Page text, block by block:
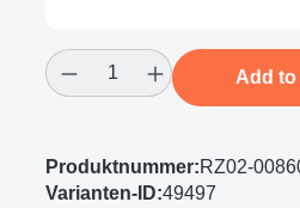
Product Quantity:Add
Produktnummer:RZ02-
Varianten-ID:49497